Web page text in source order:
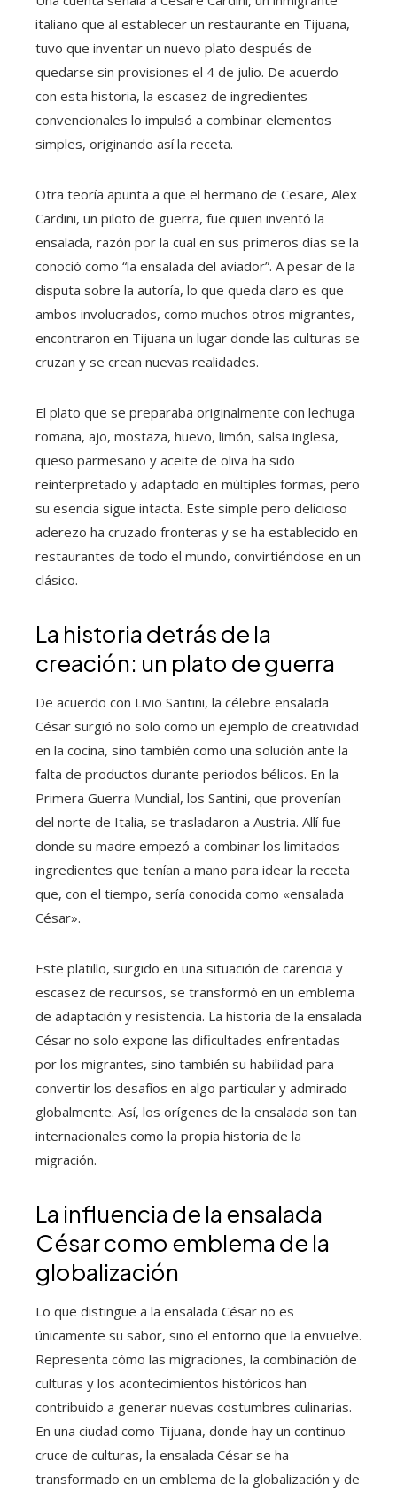
italiano que al establecer un restaurante en Tijuana,
tuvo que inventar un nuevo plato después de
quedarse sin provisiones el 4 de julio. De acuerdo
con esta historia, la escasez de ingredientes
convencionales lo impulsó a combinar elementos
simples, originando así la receta.
Otra teoría apunta a que el hermano de Cesare, Alex
Cardini, un piloto de guerra, fue quien inventó la
ensalada, razón por la cual en sus primeros días se la
conoció como “la ensalada del aviador”. A pesar de la
disputa sobre la autoría, lo que queda claro es que
ambos involucrados, como muchos otros migrantes,
encontraron en Tijuana un lugar donde las culturas se
cruzan y se crean nuevas realidades.
El plato que se preparaba originalmente con lechuga
romana, ajo, mostaza, huevo, limón, salsa inglesa,
queso parmesano y aceite de oliva ha sido
reinterpretado y adaptado en múltiples formas, pero
su esencia sigue intacta. Este simple pero delicioso
aderezo ha cruzado fronteras y se ha establecido en
restaurantes de todo el mundo, convirtiéndose en un
clásico.
La historia detrás de la
creación: un plato de guerra
De acuerdo con Livio Santini, la célebre ensalada
César surgió no solo como un ejemplo de creatividad
en la cocina, sino también como una solución ante la
falta de productos durante periodos bélicos. En la
Primera Guerra Mundial, los Santini, que provenían
del norte de Italia, se trasladaron a Austria. Allí fue
donde su madre empezó a combinar los limitados
ingredientes que tenían a mano para idear la receta
que, con el tiempo, sería conocida como «ensalada
César».
Este platillo, surgido en una situación de carencia y
escasez de recursos, se transformó en un emblema
de adaptación y resistencia. La historia de la ensalada
César no solo expone las dificultades enfrentadas
por los migrantes, sino también su habilidad para
convertir los desafíos en algo particular y admirado
globalmente. Así, los orígenes de la ensalada son tan
internacionales como la propia historia de la
migración.
La influencia de la ensalada
César como emblema de la
globalización
Lo que distingue a la ensalada César no es
únicamente su sabor, sino el entorno que la envuelve.
Representa cómo las migraciones, la combinación de
culturas y los acontecimientos históricos han
contribuido a generar nuevas costumbres culinarias.
En una ciudad como Tijuana, donde hay un continuo
cruce de culturas, la ensalada César se ha
transformado en un emblema de la globalización y de